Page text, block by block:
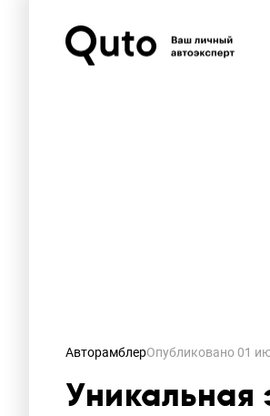
АвторамблерОпубликовано 01
Уникальная